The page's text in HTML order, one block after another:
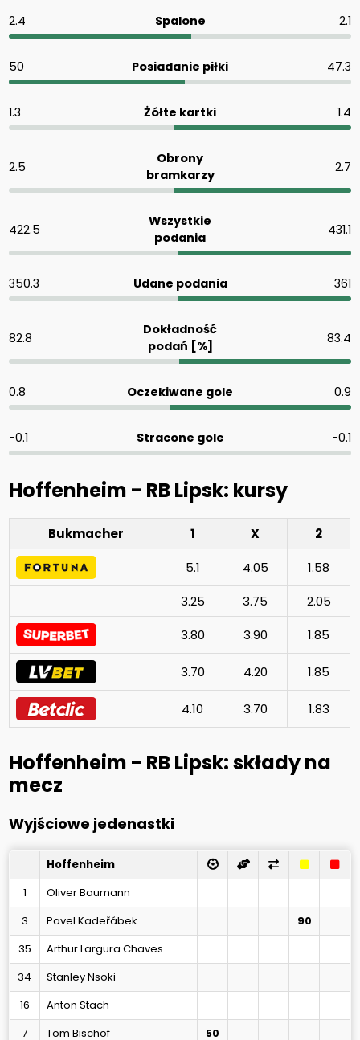
2.4 Spalone 2.1
50 Posiadanie piłki 47.3
1.3 Żółte kartki 1.4
2.5
Obrony
bramkarzy
2.7
422.5
Wszystkie
podania
431.1
350.3 Udane podania 361
82.8
Dokładność
podań [%]
83.4
0.8 Oczekiwane gole 0.9
-0.1 Stracone gole -0.1
Hoffenheim - RB Lipsk: kursy
Bukmacher 1 X
2
5.1
4.05
1.58
3.25
3.75
2.05
3.80
3.90 1.85
3.70 4.20 1.85
4.10 3.70 1.83
Hoffenheim - RB Lipsk: składy na
mecz
Wyjściowe jedenastki
Hoffenheim
1
Oliver Baumann
3
Pavel Kadeřábek 90
35
Arthur Largura Chaves
34
Stanley Nsoki
16
Anton Stach
7
Tom Bischof 50